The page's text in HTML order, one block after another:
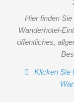
Hier finden
Wanderhotel-
öffentliches,
Klicken Sie